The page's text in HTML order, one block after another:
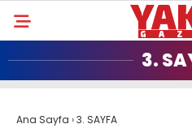
3.
Ana Sayfa ›3. SAYFA